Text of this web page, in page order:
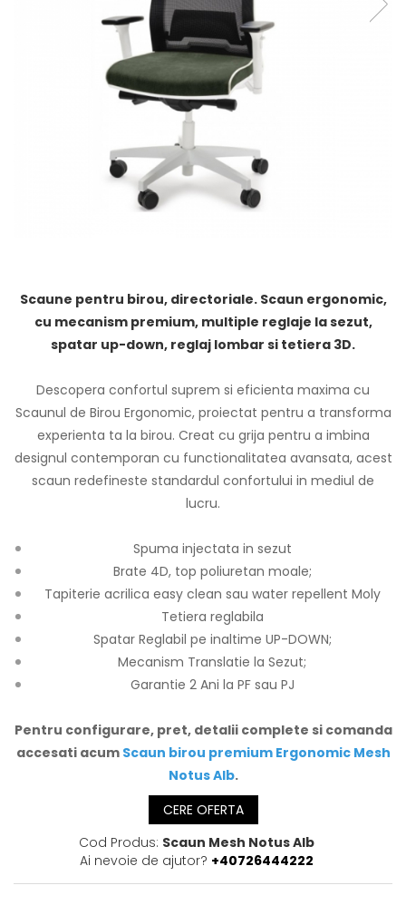
Scaune pentru birou, directoriale. Scaun ergonomic,
cu mecanism premium, multiple reglaje la sezut,
spatar up-down, reglaj lombar si tetiera 3D.
Descopera confortul suprem si eficienta maxima cu
Scaunul de Birou Ergonomic, proiectat pentru a transforma
experienta ta la birou. Creat cu grija pentru a imbina
designul contemporan cu functionalitatea avansata, acest
scaun redefineste standardul confortului in mediul de
lucru.
Spuma injectata in sezut
Brate 4D, top poliuretan moale;
Tapiterie acrilica easy clean sau water repellent Moly
Tetiera reglabila
Spatar Reglabil pe inaltime UP-DOWN;
Mecanism Translatie la Sezut;
Garantie 2 Ani la PF sau PJ
Pentru configurare, pret, detalii complete si comanda
accesati acum Scaun birou premium Ergonomic Mesh
Notus Alb.
CERE OFERTA
Cod Produs: Scaun Mesh Notus Alb
Ai nevoie de ajutor? +40726444222